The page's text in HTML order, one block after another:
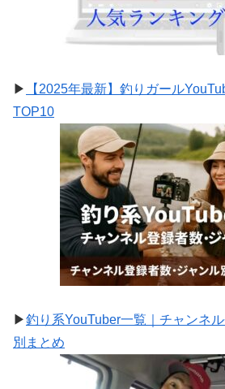
▶
【2025年最新】釣りガール
TOP10
▶釣り系YouTuber一覧｜チャンネ
別まとめ